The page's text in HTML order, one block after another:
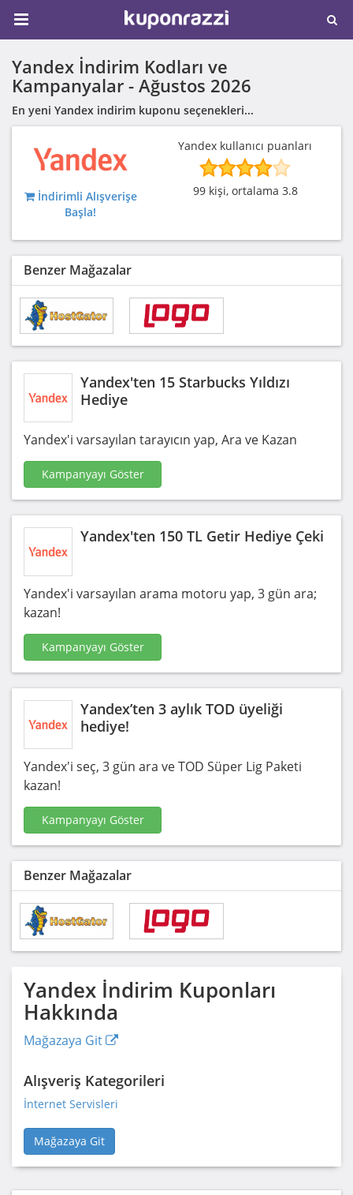
Yandex İndirim Kodları ve
Kampanyalar - Ağustos 2026
En yeni Yandex indirim kuponu seçenekleri...
İndirimli Alışverişe
Başla!
Yandex kullanıcı puanları
99 kişi, ortalama 3.8
Benzer Mağazalar
Yandex'ten 15 Starbucks Yıldızı
Hediye
Yandex'i varsayılan tarayıcın yap, Ara ve Kazan
Kampanyayı Göster
Yandex'ten 150 TL Getir Hediye Çeki
Yandex'i varsayılan arama motoru yap, 3 gün ara;
kazan!
Kampanyayı Göster
Yandex’ten 3 aylık TOD üyeliği
hediye!
Yandex'i seç, 3 gün ara ve TOD Süper Lig Paketi
kazan!
Kampanyayı Göster
Benzer Mağazalar
Yandex İndirim Kuponları
Hakkında
Mağazaya Git
Alışveriş Kategorileri
İnternet Servisleri
Mağazaya Git